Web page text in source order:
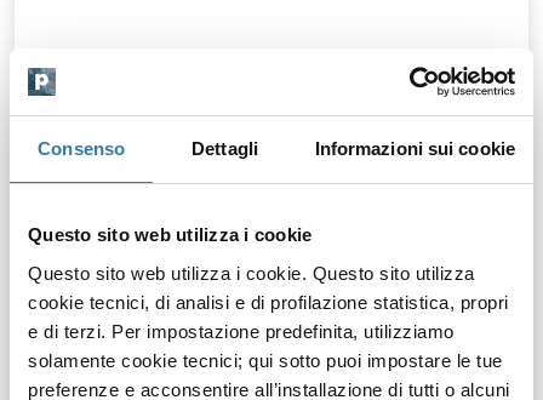
Consenso Dettagli Informazioni sui cookie
Questo sito web utilizza i cookie
Questo sito web utilizza i cookie. Questo sito utilizza
cookie tecnici, di analisi e di profilazione statistica, propri
e di terzi. Per impostazione predefinita, utilizziamo
solamente cookie tecnici; qui sotto puoi impostare le tue
preferenze e acconsentire all’installazione di tutti o alcuni